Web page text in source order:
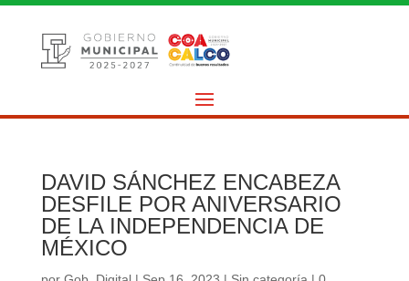
DAVID SÁNCHEZ ENCABEZA
DESFILE POR ANIVERSARIO
DE LA INDEPENDENCIA DE
MÉXICO